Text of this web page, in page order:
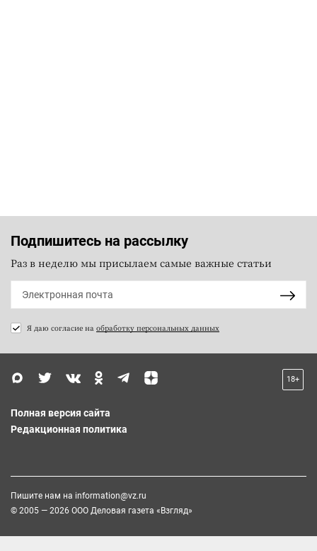
Подпишитесь на рассылку
Раз в неделю мы присылаем самые важные статьи
Я даю согласие на обработку персональных данных
18+
Полная версия сайта
Редакционная политика
Пишите нам на information@vz.ru
© 2005 — 2026 ООО Деловая газета «Взгляд»